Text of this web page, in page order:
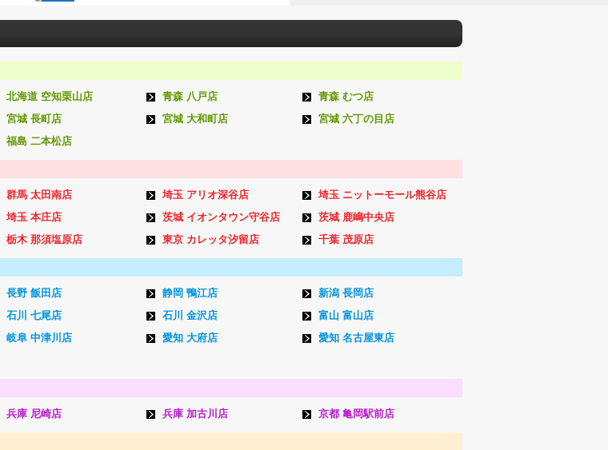
北海道 空知栗山店 青森 八戸店
青森 むつ店
宮城 長町店 宮城 大和町店
宮城 六丁の目店
福島 二本松店
群馬 太田南店 埼玉 アリオ深谷店
埼玉 ニットーモール熊谷店
埼玉 本庄店 茨城 イオンタウン守谷店
茨城 鹿嶋中央店
栃木 那須塩原店 東京 カレッタ汐留店 千葉 茂原店
長野 飯田店 静岡 鴨江店
新潟 長岡店
石川 七尾店 石川 金沢店
富山 富山店
岐阜 中津川店 愛知 大府店
愛知 名古屋東店
兵庫 尼崎店 兵庫 加古川店 京都 亀岡駅前店